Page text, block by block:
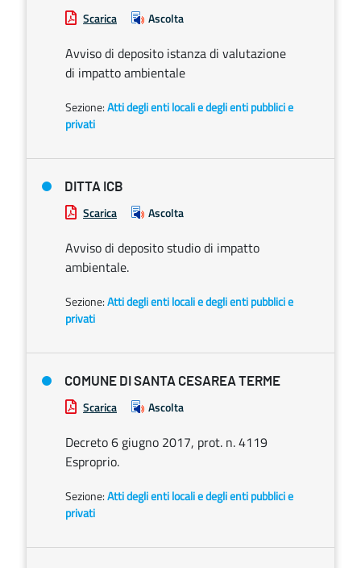
Scarica Ascolta
Avviso di deposito istanza di valutazione
di impatto ambientale
Sezione:Atti degli enti locali e degli enti pubblici e
privati
DITTA ICB
Scarica Ascolta
Avviso di deposito studio di impatto
ambientale.
Sezione:Atti degli enti locali e degli enti pubblici e
privati
COMUNE DI SANTA CESAREA TERME
Scarica Ascolta
Decreto 6 giugno 2017, prot. n. 4119
Esproprio.
Sezione:Atti degli enti locali e degli enti pubblici e
privati